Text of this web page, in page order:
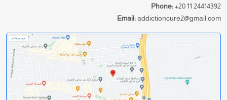
Phone:+20 11 24414392
Email:addictioncure2@gmail.com